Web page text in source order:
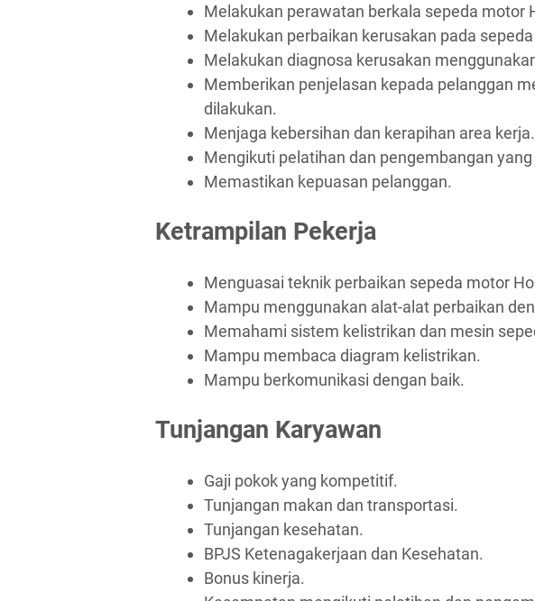
Melakukan perawatan berkala sepeda motor
Melakukan perbaikan kerusakan pada
Melakukan diagnosa kerusakan
Memberikan penjelasan kepada pelanggan
dilakukan.
Menjaga kebersihan dan kerapihan area kerja.
Mengikuti pelatihan dan pengembangan
Memastikan kepuasan pelanggan.
Ketrampilan Pekerja
Menguasai teknik perbaikan sepeda motor
Mampu menggunakan alat-alat perbaikan
Memahami sistem kelistrikan dan mesin
Mampu membaca diagram kelistrikan.
Mampu berkomunikasi dengan baik.
Tunjangan Karyawan
Gaji pokok yang kompetitif.
Tunjangan makan dan transportasi.
Tunjangan kesehatan.
BPJS Ketenagakerjaan dan Kesehatan.
Bonus kinerja.